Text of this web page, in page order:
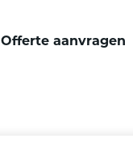
Offerte aanvragen